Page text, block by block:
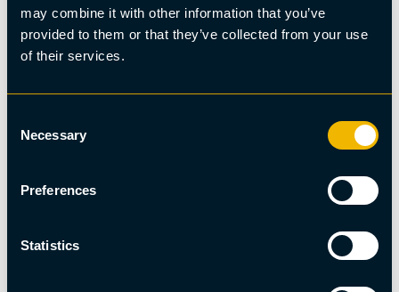
may combine it with other information that you’ve
provided to them or that they’ve collected from your use
of their services.
Selection
Necessary
Preferences
Statistics